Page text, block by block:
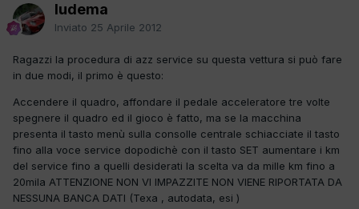
ludema
Inviato 25 Aprile 2012
Ragazzi la procedura di azz service su questa vettura si può fare
in due modi, il primo è questo:
Accendere il quadro, affondare il pedale acceleratore tre volte
spegnere il quadro ed il gioco è fatto, ma se la macchina
presenta il tasto menù sulla consolle centrale schiacciate il tasto
fino alla voce service dopodichè con il tasto SET aumentare i km
del service fino a quelli desiderati la scelta va da mille km fino a
20mila ATTENZIONE NON VI IMPAZZITE NON VIENE RIPORTATA DA
NESSUNA BANCA DATI (Texa , autodata, esi )